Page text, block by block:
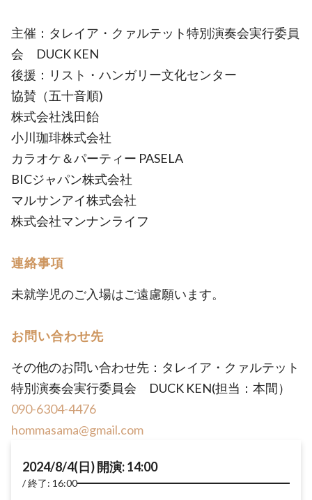
主催：タレイア・クァルテット特別演奏会実行委員
会 DUCK KEN
後援：リスト・ハンガリー文化センター
協賛（五十音順)
株式会社浅田飴
小川珈琲株式会社
カラオケ＆パーティー PASELA
BICジャパン株式会社
マルサンアイ株式会社
株式会社マンナンライフ
連絡事項
未就学児のご入場はご遠慮願います。
お問い合わせ先
その他のお問い合わせ先：タレイア・クァルテット
特別演奏会実行委員会 DUCK KEN(担当：本間）
090-6304-4476
hommasama@gmail.com
2024/8/4(日) 開演: 14:00
終了: 16:00